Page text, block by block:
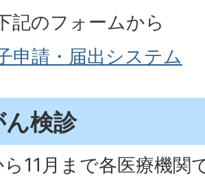
記のフォームから
申請・届出システム
検診
11月まで各医療機関